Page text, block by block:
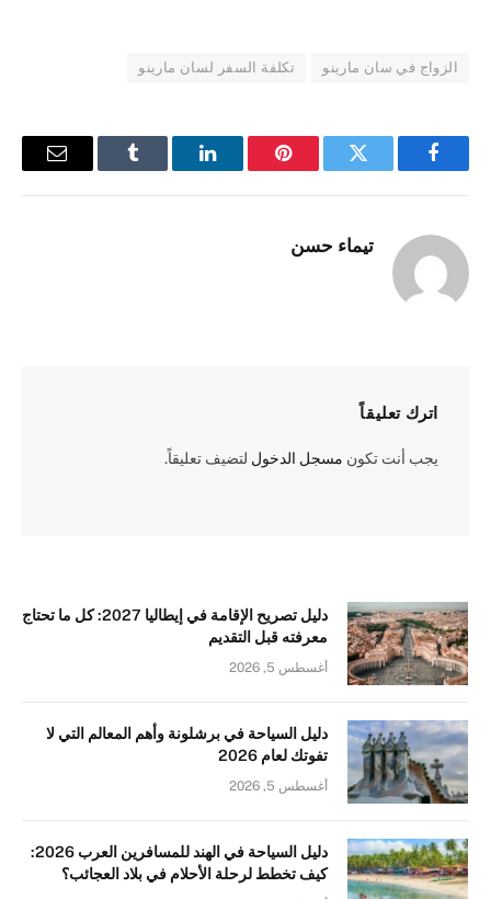
الزواج في سان مارينو تكلفة السفر لسان مارينو
فيسبوك تويتر بينتيريستلينكدإن Tumblr
البريد
تيماء حسن
اترك تعليقاً
يجب أنت تكون مسجل الدخول لتضيف تعليقاً.
دليل تصريح الإقامة في إيطاليا 2027: كل ما تحتاج
معرفته قبل التقديم
أغسطس 5, 2026
دليل السياحة في برشلونة وأهم المعالم التي لا
تفوتك لعام 2026
أغسطس 5, 2026
دليل السياحة في الهند للمسافرين العرب 2026:
كيف تخطط لرحلة الأحلام في بلاد العجائب؟